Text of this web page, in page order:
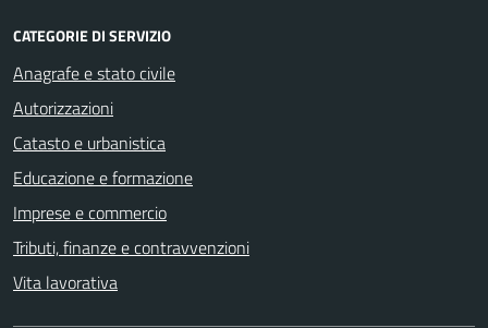
CATEGORIE DI SERVIZIO
Anagrafe e stato civile
Autorizzazioni
Catasto e urbanistica
Educazione e formazione
Imprese e commercio
Tributi, finanze e contravvenzioni
Vita lavorativa